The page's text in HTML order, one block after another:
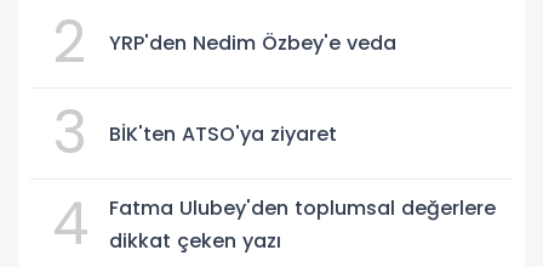
2 YRP'den Nedim Özbey'e veda
3 BİK'ten ATSO'ya ziyaret
4
Fatma Ulubey'den toplumsal değerlere
dikkat çeken yazı